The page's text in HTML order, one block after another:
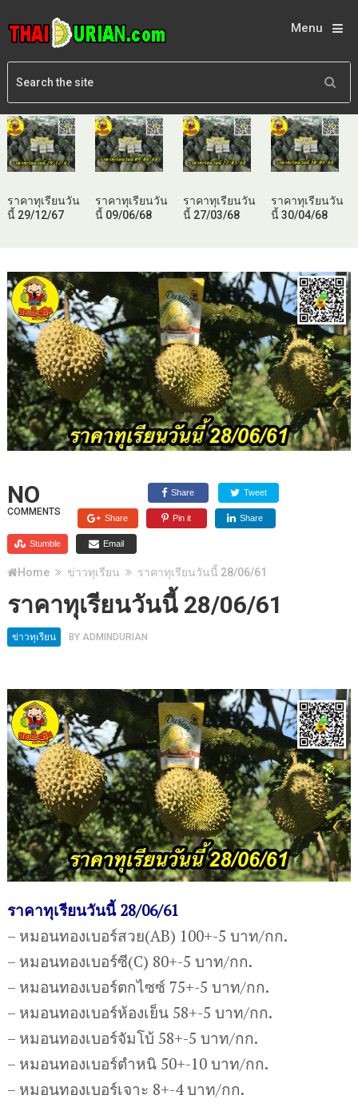
Menu
ราคาทุเรียนวัน
นี้ 29/12/67
ราคาทุเรียนวัน
นี้ 09/06/68
ราคาทุเรียนวัน
นี้ 27/03/68
ราคาทุเรียนวัน
นี้ 30/04/68
NO
COMMENTS
Share Tweet
Share Pin it Share
Stumble Email
Home ข่าวทุเรียน ราคาทุเรียนวันนี้ 28/06/61
ราคาทุเรียนวันนี้ 28/06/61
ข่าวทุเรียน BY ADMINDURIAN
ราคาทุเรียนวันนี้ 28/06/61
– หมอนทองเบอร์สวย(AB) 100+-5 บาท/กก.
– หมอนทองเบอร์ซี(C) 80+-5 บาท/กก.
– หมอนทองเบอร์ตกไซซ์ 75+-5 บาท/กก.
– หมอนทองเบอร์ห้องเย็น 58+-5 บาท/กก.
– หมอนทองเบอร์จัมโบ้ 58+-5 บาท/กก.
– หมอนทองเบอร์ตำหนิ 50+-10 บาท/กก.
– หมอนทองเบอร์เจาะ 8+-4 บาท/กก.